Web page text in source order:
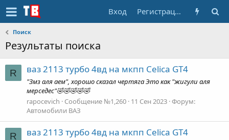
Вход Регистрация
Поиск
Результаты поиска
R ваз 2113 турбо 4вд на мкпп Celica GT4
"Змз аля аем", хорошо сказал чертяга Это как "жигули аля
мерседес"🤣🤣🤣🤣🤣
rapocevich
Сообщение №1,260 11 Сен 2023 Форум:
Автомобили ВАЗ
R ваз 2113 турбо 4вд на мкпп Celica GT4